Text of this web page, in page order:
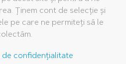
noastră
Servicii
Cataloage
Întrebări frecvente
Ținem cont de selecție și
pe care ne permiteți să le
de confidențialitate